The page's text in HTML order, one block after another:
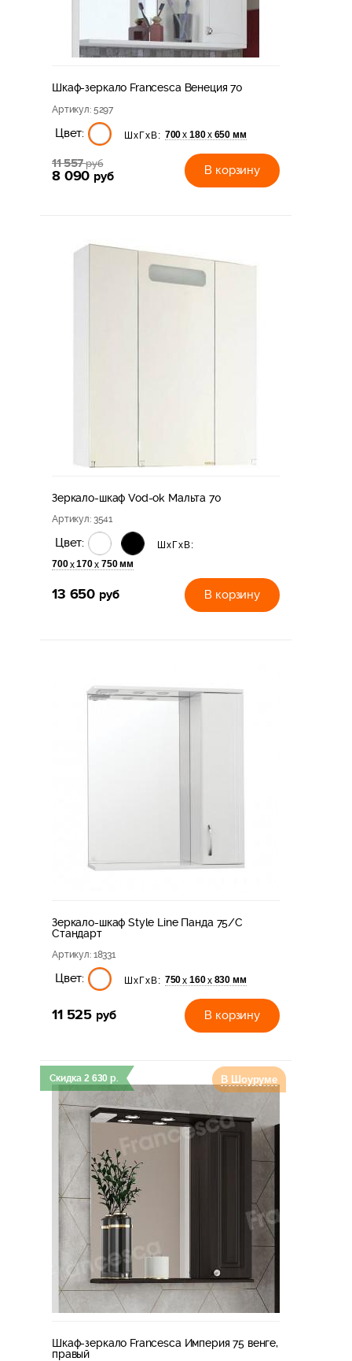
Шкаф-зеркало Francesca Венеция 70
Артикул: 5297
Цвет: ШхГхВ: 700х 180х 650 мм
11 557руб
8 090 руб В корзину
Зеркало-шкаф Vod-ok Мальта 70
Артикул: 3541
Цвет:
ШхГхВ:
700х 170х 750 мм
13 650 руб В корзину
Зеркало-шкаф Style Line Панда 75/С
Стандарт
Артикул: 18331
Цвет: ШхГхВ: 750х 160х 830 мм
11 525 руб В корзину
Скидка 2 630 р. В Шоуруме
Шкаф-зеркало Francesca Империя 75 венге,
правый